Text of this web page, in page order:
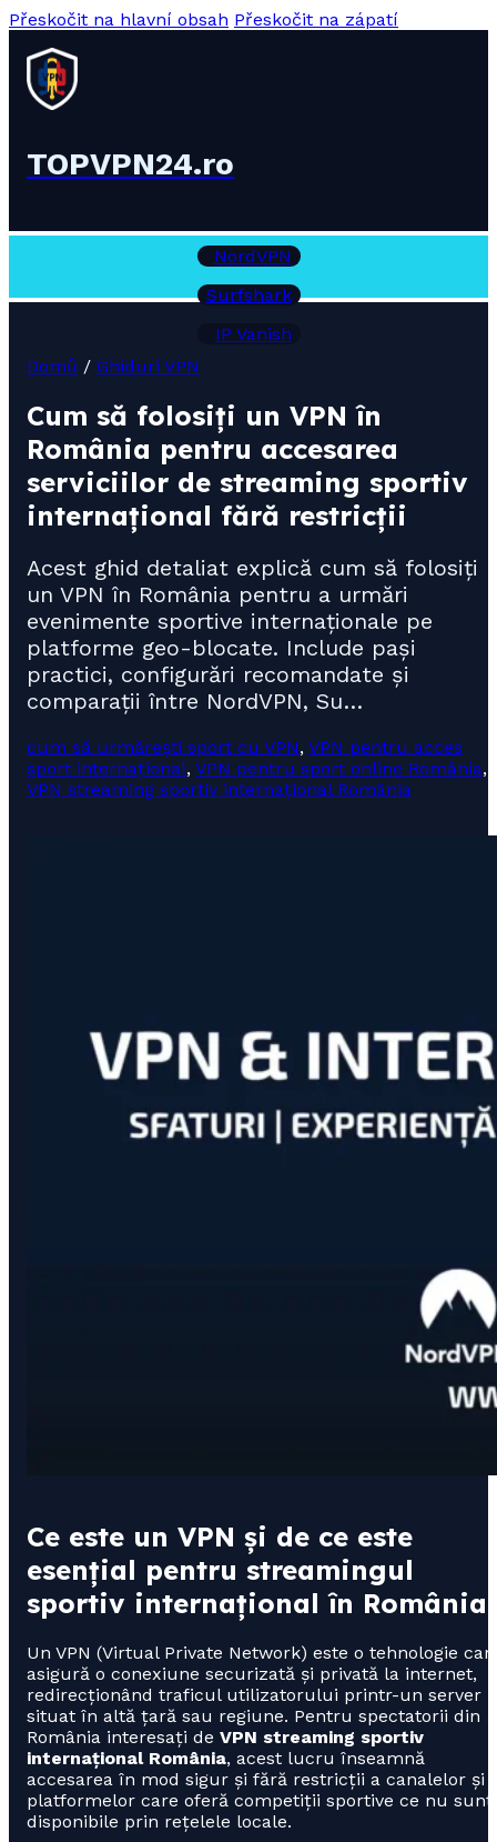
Přeskočit na hlavní obsah Přeskočit na zápatí
TOPVPN24.ro
NordVPN
Surfshark
IP Vanish
Domů / Ghiduri VPN
Cum să folosiți un VPN în
România pentru accesarea
serviciilor de streaming sportiv
internațional fără restricții
Acest ghid detaliat explică cum să folosiți
un VPN în România pentru a urmări
evenimente sportive internaționale pe
platforme geo-blocate. Include pași
practici, configurări recomandate și
comparații între NordVPN, Su…
cum să urmărești sport cu VPN, VPN pentru acces
sport internațional, VPN pentru sport online România,
VPN streaming sportiv internațional România
Ce este un VPN și de ce este
esențial pentru streamingul
sportiv internațional în România
Un VPN (Virtual Private Network) este o tehnologie
asigură o conexiune securizată și privată la internet,
redirecționând traficul utilizatorului printr-un server
situat în altă țară sau regiune. Pentru spectatorii din
România interesați de VPN streaming sportiv
internațional România, acest lucru înseamnă
accesarea în mod sigur și fără restricții a canalelor și
platformelor care oferă competiții sportive ce nu sunt
disponibile prin rețelele locale.